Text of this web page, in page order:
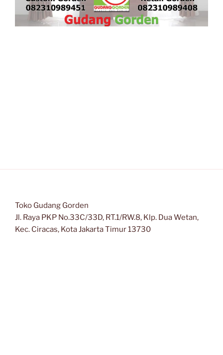
Toko Gudang Gorden
Jl. Raya PKP No.33C/33D, RT.1/RW.8, Klp. Dua Wetan,
Kec. Ciracas, Kota Jakarta Timur 13730